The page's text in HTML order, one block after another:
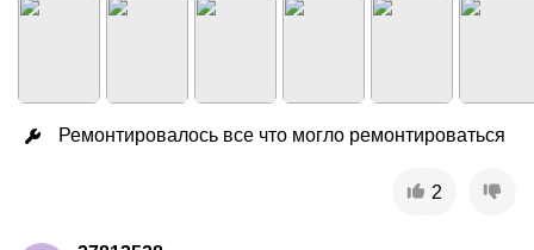
Ремонтировалось все что могло ремонтироваться
2